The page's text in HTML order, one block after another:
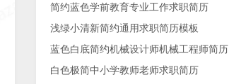
简约蓝色学前教育专业工作求职简历
浅绿小清新简约通用求职简历模板
蓝色白底简约机械设计师机械工程师简历
白色极简中小学教师老师求职简历